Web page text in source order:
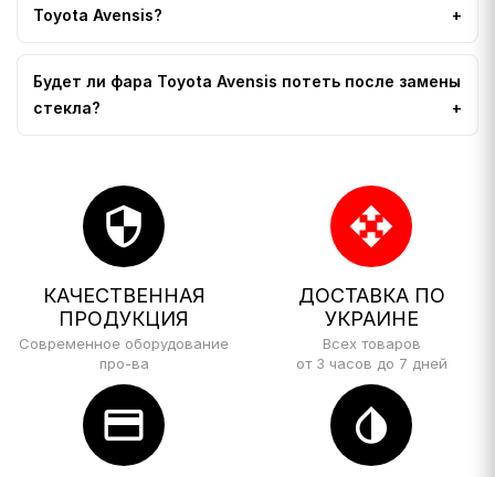
Toyota Avensis?
Будет ли фара Toyota Avensis потеть после замены
стекла?
security
КАЧЕСТВЕННАЯ
ПРОДУКЦИЯ
Современное оборудование
про-ва
open_with
ДОСТАВКА ПО
УКРАИНЕ
Всех товаров
от 3 часов до 7 дней
credit_card invert_colors